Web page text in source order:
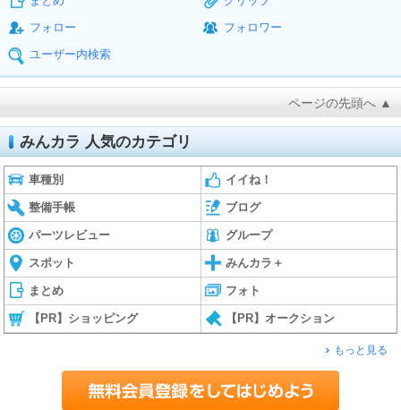
フォロー
フォロワー
ユーザー内検索
ページの先頭へ ▲
みんカラ 人気のカテゴリ
車種別 イイね！
整備手帳 ブログ
パーツレビュー グループ
スポット みんカラ＋
まとめ フォト
【PR】ショッピング 【PR】オークション
もっと見る